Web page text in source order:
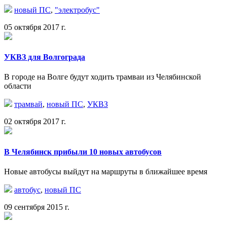
новый ПС, "электробус"
05 октября 2017 г.
УКВЗ для Волгограда
В городе на Волге будут ходить трамваи из Челябинской
области
трамвай, новый ПС, УКВЗ
02 октября 2017 г.
В Челябинск прибыли 10 новых автобусов
Новые автобусы выйдут на маршруты в ближайшее время
автобус, новый ПС
09 сентября 2015 г.